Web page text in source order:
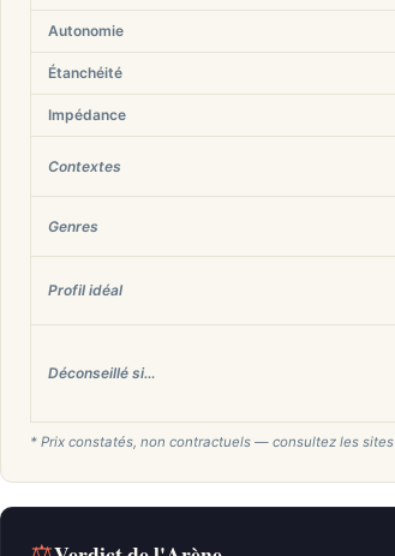
Autonomie
Étanchéité
Impédance
Contextes
Genres
Profil idéal
Déconseillé si…
* Prix constatés, non contractuels — consultez les